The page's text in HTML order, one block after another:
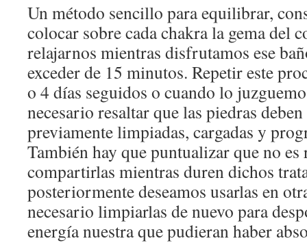
Un método sencillo para equilibrar,
colocar sobre cada chakra la gema del
relajarnos mientras disfrutamos ese
exceder de 15 minutos. Repetir este
o 4 días seguidos o cuando lo
necesario resaltar que las piedras
previamente limpiadas, cargadas y
También hay que puntualizar que no es
compartirlas mientras duren dichos
posteriormente deseamos usarlas en
necesario limpiarlas de nuevo para
energía nuestra que pudieran haber